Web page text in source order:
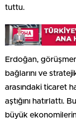
tuttu.
Erdoğan,
bağlarını ve
arasındaki ticaret
aştığını hatırlattı.
büyük